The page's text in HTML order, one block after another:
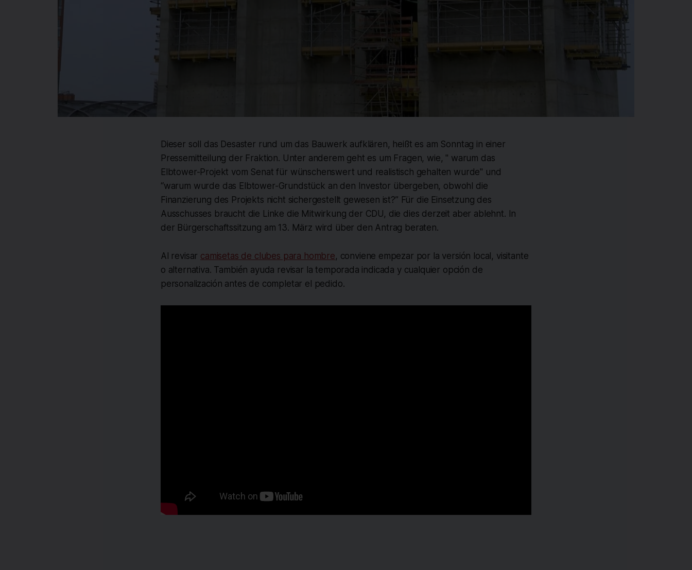
Dieser soll das Desaster rund um das Bauwerk aufklären, heißt es am Sonntag in einer
Pressemitteilung der Fraktion. Unter anderem geht es um Fragen, wie, " warum das
Elbtower-Projekt vom Senat für wünschenswert und realistisch gehalten wurde" und
“warum wurde das Elbtower-Grundstück an den Investor übergeben, obwohl die
Finanzierung des Projekts nicht sichergestellt gewesen ist?” Für die Einsetzung des
Ausschusses braucht die Linke die Mitwirkung der CDU, die dies derzeit aber ablehnt. In
der Bürgerschaftssitzung am 13. März wird über den Antrag beraten.
Al revisar camisetas de clubes para hombre, conviene empezar por la versión local, visitante
o alternativa. También ayuda revisar la temporada indicada y cualquier opción de
personalización antes de completar el pedido.